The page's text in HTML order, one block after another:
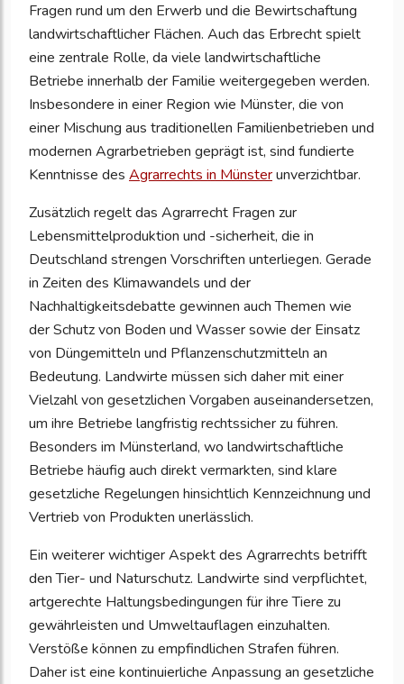
Fragen rund um den Erwerb und die Bewirtschaftung
landwirtschaftlicher Flächen. Auch das Erbrecht spielt
eine zentrale Rolle, da viele landwirtschaftliche
Betriebe innerhalb der Familie weitergegeben werden.
Insbesondere in einer Region wie Münster, die von
einer Mischung aus traditionellen Familienbetrieben und
modernen Agrarbetrieben geprägt ist, sind fundierte
Kenntnisse des Agrarrechts in Münsterunverzichtbar.
Zusätzlich regelt das Agrarrecht Fragen zur
Lebensmittelproduktion und -sicherheit, die in
Deutschland strengen Vorschriften unterliegen. Gerade
in Zeiten des Klimawandels und der
Nachhaltigkeitsdebatte gewinnen auch Themen wie
der Schutz von Boden und Wasser sowie der Einsatz
von Düngemitteln und Pflanzenschutzmitteln an
Bedeutung. Landwirte müssen sich daher mit einer
Vielzahl von gesetzlichen Vorgaben auseinandersetzen,
um ihre Betriebe langfristig rechtssicher zu führen.
Besonders im Münsterland, wo landwirtschaftliche
Betriebe häufig auch direkt vermarkten, sind klare
gesetzliche Regelungen hinsichtlich Kennzeichnung und
Vertrieb von Produkten unerlässlich.
Ein weiterer wichtiger Aspekt des Agrarrechts betrifft
den Tier- und Naturschutz. Landwirte sind verpflichtet,
artgerechte Haltungsbedingungen für ihre Tiere zu
gewährleisten und Umweltauflagen einzuhalten.
Verstöße können zu empfindlichen Strafen führen.
Daher ist eine kontinuierliche Anpassung an gesetzliche